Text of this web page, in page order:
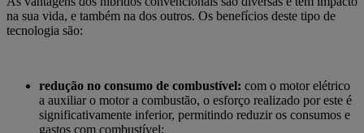
na sua vida, e também na dos outros. Os benefícios deste tipo de
tecnologia são:
redução no consumo de combustível: com o motor elétrico
a auxiliar o motor a combustão, o esforço realizado por este é
significativamente inferior, permitindo reduzir os consumos e
gastos com combustível;